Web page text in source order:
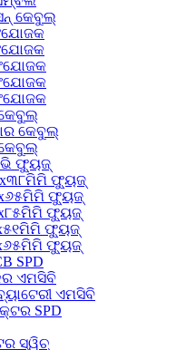
କେବୁଲ୍
କେବୁଲ୍
କେବୁଲ୍
ଫ୍ୟୁଜ୍
ଫ୍ୟୁଜ୍
ଫ୍ୟୁଜ୍
ଫ୍ୟୁଜ୍
ଫ୍ୟୁଜ୍
ଫ୍ୟୁଜ୍
SPD
ଏମସିବି
ଏମସିବି
SPD
ସ୍ୱିଚ୍